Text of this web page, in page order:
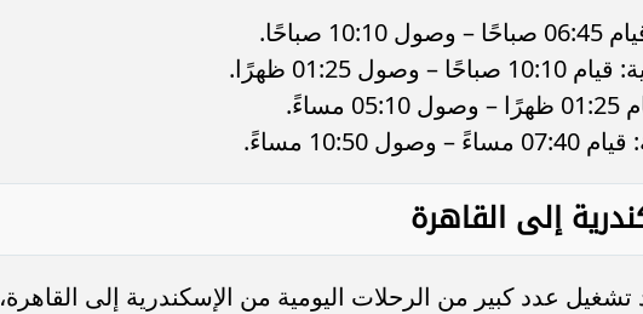
إلى القاهرة
عدد كبير من الرحلات اليومية من الإسكندرية إلى القاهرة،